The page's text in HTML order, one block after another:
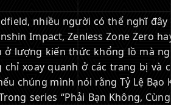
nhiều người có thể nghĩ
Impact, Zenless Zone Zero
ở lượng kiến thức khổng lồ mà
chỉ xoay quanh ở các trang bị và
chúng mình nói rằng Tỷ Lệ
series “Phải Bạn Không,